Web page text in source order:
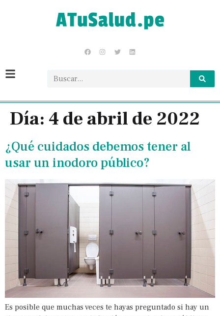
Día: 4 de abril de 2022
¿Qué cuidados debemos tener al
usar un inodoro público?
Es posible que muchas veces te hayas preguntado si hay un